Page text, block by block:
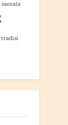
menala
tradisi